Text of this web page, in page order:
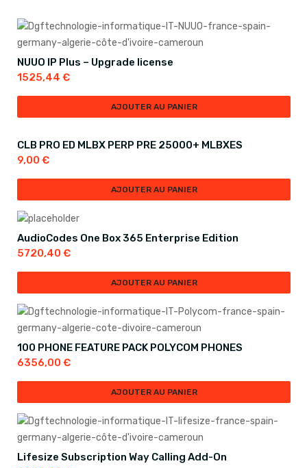
NUUO IP Plus – Upgrade license
1525,44 €
AJOUTER AU PANIER
CLB PRO ED MLBX PERP PRE 25000+ MLBXES
9,00 €
AJOUTER AU PANIER
AudioCodes One Box 365 Enterprise Edition
5720,40 €
AJOUTER AU PANIER
100 PHONE FEATURE PACK POLYCOM PHONES
6356,00 €
AJOUTER AU PANIER
Lifesize Subscription Way Calling Add-On